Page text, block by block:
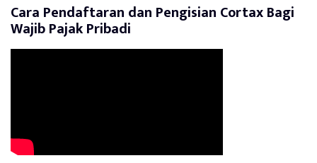
Cara Pendaftaran dan Pengisian Cortax Bagi
Wajib Pajak Pribadi